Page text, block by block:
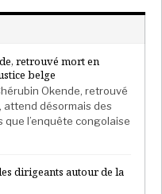
retrouvé mort en
belge
Okende, retrouvé
attend désormais des
l’enquête congolaise
dirigeants autour de la